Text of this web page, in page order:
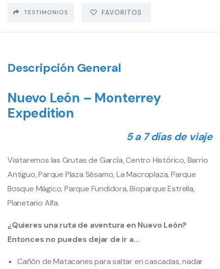
TESTIMONIOS FAVORITOS
Descripción General
Nuevo León – Monterrey
Expedition
5 a 7 días de viaje
Visitaremos las Grutas de García, Centro Histórico, Barrio
Antiguo, Parque Plaza Sésamo, La Macroplaza, Parque
Bosque Mágico, Parque Fundidora, Bioparque Estrella,
Planetario Alfa.
¿Quieres una ruta de aventura en Nuevo León?
Entonces no puedes dejar de ir a…
Cañón de Matacanes para saltar en cascadas, nadar